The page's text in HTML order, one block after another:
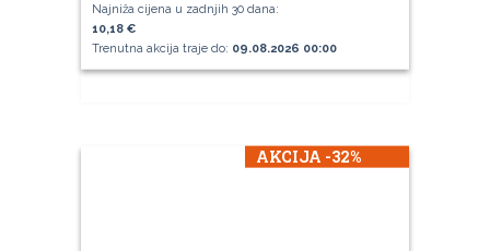
Najniža cijena u zadnjih 30 dana:
10,18 €
Trenutna akcija traje do: 09.08.2026 00:00
AKCIJA -32%